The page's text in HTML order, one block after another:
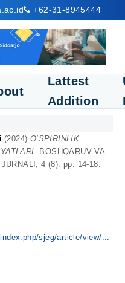
+62-31-8945444
Lattest
Addition
(2024) O‘SPIRINLIK
BOSHQARUV VA
4 (8). pp. 14-18.
sjeg/article/view/...